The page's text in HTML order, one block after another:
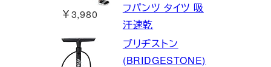
￥3,980
フパンツ タイツ 吸
汗速乾
ブリヂストン
(BRIDGESTONE)